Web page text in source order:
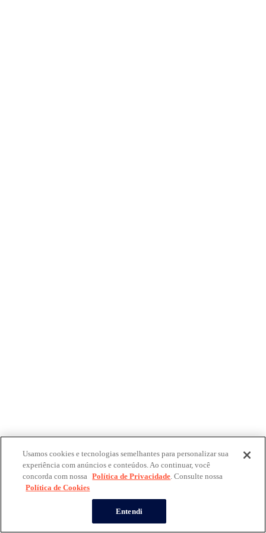
Usamos cookies e tecnologias semelhantes para personalizar sua
experiência com anúncios e conteúdos. Ao continuar, você
concorda com nossa Política de Privacidade. Consulte nossa
Política de Cookies
Entendi